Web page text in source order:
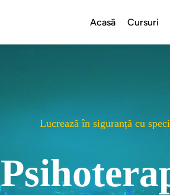
Acasă Cursuri
Lucrează în siguranță cu